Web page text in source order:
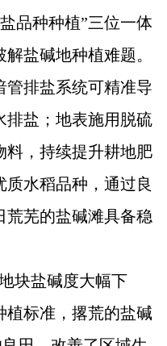
品种种植”三位一体
盐碱地种植难题。
管排盐系统可精准导
排盐；地表施用脱硫
料，持续提升耕地肥
水稻品种，通过良
荒芜的盐碱滩具备稳
块盐碱度大幅下
植标准，撂荒的盐碱